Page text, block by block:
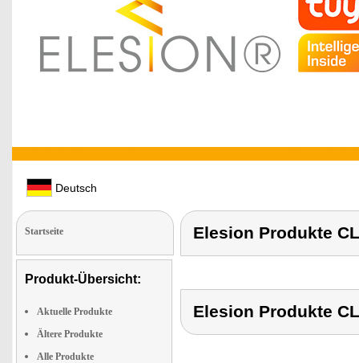
Deutsch
Startseite
Produkt-Übersicht:
Aktuelle Produkte
Ältere Produkte
Alle Produkte
Elesion Produkte
Elesion Produkte